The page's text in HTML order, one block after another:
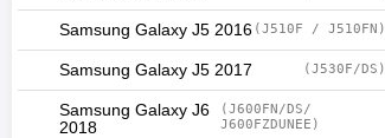
Samsung Galaxy J5 2016 (J510F / J510FN)
Samsung Galaxy J5 2017 (J530F/DS)
Samsung Galaxy J6
2018
(J600FN/DS/
J600FZDUNEE)